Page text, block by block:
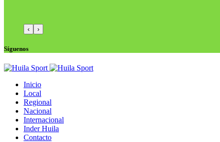
‹ ›
Síguenos
Inicio
Local
Regional
Nacional
Internacional
Inder Huila
Contacto